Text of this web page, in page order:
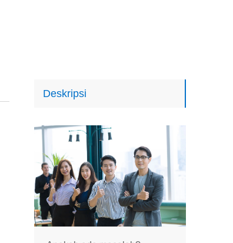
Deskripsi